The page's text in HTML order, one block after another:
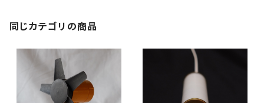
同じカテゴリの商品